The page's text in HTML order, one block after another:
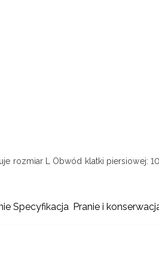
rozmiar L Obwód klatki piersiowej:
Specyfikacja Pranie i